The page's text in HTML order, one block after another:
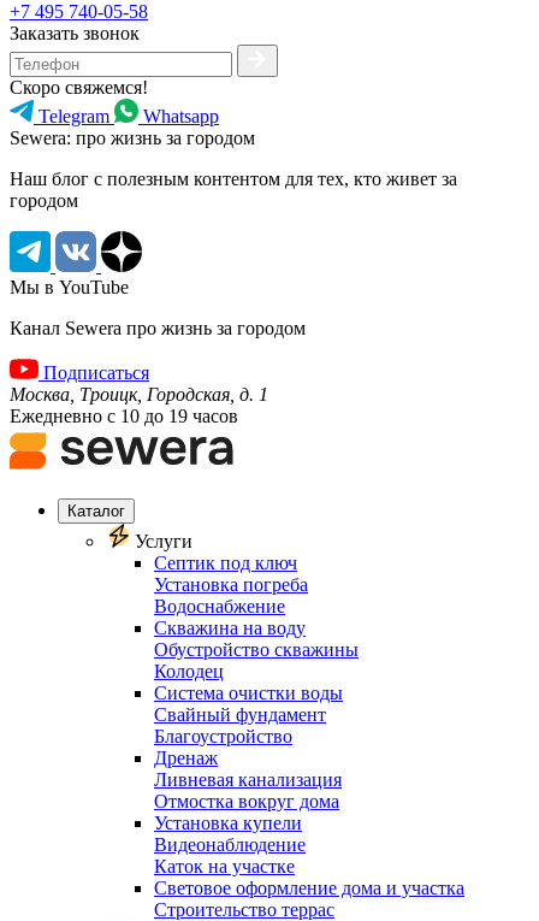
+7 495 740-05-58
Заказать звонок
Скоро свяжемся!
Telegram
Whatsapp
Sewera: про жизнь за городом
Наш блог c полезным контентом для тех, кто живет за
городом
Мы в YouTube
Канал Sewera про жизнь за городом
Подписаться
Москва, Троицк, Городская, д. 1
Ежедневно с 10 до 19 часов
Каталог
Услуги
Септик под ключ
Установка погреба
Водоснабжение
Скважина на воду
Обустройство скважины
Колодец
Система очистки воды
Свайный фундамент
Благоустройство
Дренаж
Ливневая канализация
Отмостка вокруг дома
Установка купели
Видеонаблюдение
Каток на участке
Световое оформление дома и участка
Строительство террас